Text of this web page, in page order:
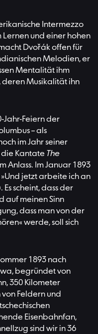
Intermezzo
und einer hohen
Dvořák offen für
Melodien, er
Mentalität ihm
deren Musikalität ihn
Jahr-Feiern der
– als
im Jahr seiner
Kantate The
Anlass. Im Januar 1893
jetzt arbeite ich an
scheint, dass der
auf meinen Sinn
dass man von der
werde, soll sich
1893 nach
begründet von
350 Kilometer
Feldern und
Eisenbahnfan,
sind wir in 36